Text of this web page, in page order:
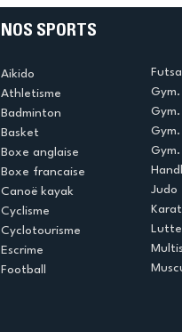
NOS SPORTS
Aikido
Athletisme
Badminton
Basket
Boxe anglaise
Boxe francaise
Canoë kayak
Cyclisme
Cyclotourisme
Escrime
Football
Judo
Lutte